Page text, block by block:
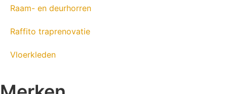
Raam- en deurhorren
Raffito traprenovatie
Vloerkleden